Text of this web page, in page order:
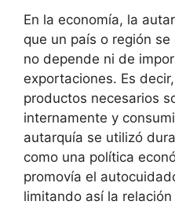
En la economía, la
que un país o región
no depende ni de
exportaciones. Es
productos necesarios
internamente y
autarquía se utilizó
como una política
promovía el
limitando así la